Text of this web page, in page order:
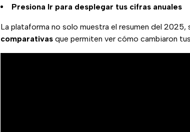
Presiona Ir para desplegar tus cifras anuales
La plataforma no solo muestra el resumen del 2025,
comparativas que permiten ver cómo cambiaron